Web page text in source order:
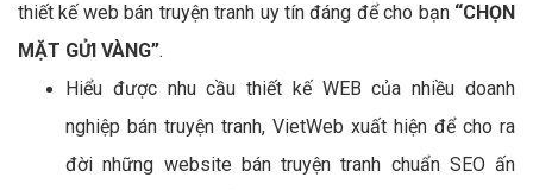
thiết kế web bán truyện tranh uy tín đáng để cho bạn “CHỌN
MẶT GỬI VÀNG”.
Hiểu được nhu cầu thiết kế WEB của nhiều doanh
nghiệp bán truyện tranh, VietWeb xuất hiện để cho ra
đời những website bán truyện tranh chuẩn SEO ấn